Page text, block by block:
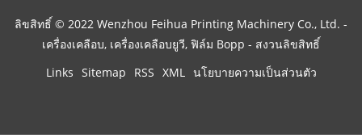
ลิขสิทธิ์ © 2022 Wenzhou Feihua Printing Machinery Co., Ltd. -
เครื่องเคลือบ, เครื่องเคลือบยูวี, ฟิล์ม Bopp - สงวนลิขสิทธิ์
Links Sitemap RSS XML นโยบายความเป็นส่วนตัว